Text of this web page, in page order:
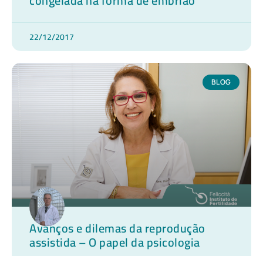
22/12/2017
BLOG
Avanços e dilemas da reprodução
assistida – O papel da psicologia